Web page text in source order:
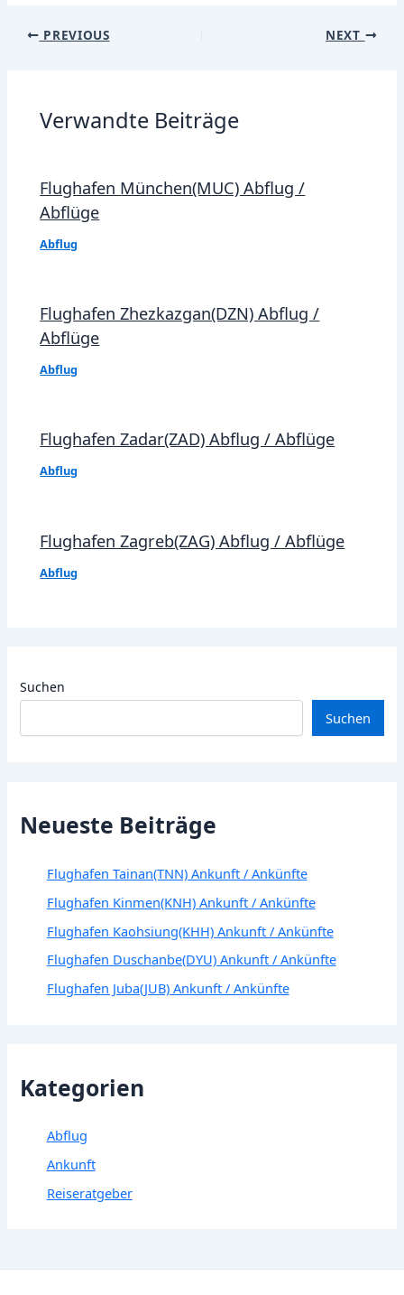
Post
PREVIOUS NEXT
Verwandte Beiträge
Flughafen München(MUC) Abflug /
Abflüge
Abflug
Flughafen Zhezkazgan(DZN) Abflug /
Abflüge
Abflug
Flughafen Zadar(ZAD) Abflug / Abflüge
Abflug
Flughafen Zagreb(ZAG) Abflug / Abflüge
Abflug
Suchen
Suchen
Neueste Beiträge
Flughafen Tainan(TNN) Ankunft / Ankünfte
Flughafen Kinmen(KNH) Ankunft / Ankünfte
Flughafen Kaohsiung(KHH) Ankunft / Ankünfte
Flughafen Duschanbe(DYU) Ankunft / Ankünfte
Flughafen Juba(JUB) Ankunft / Ankünfte
Kategorien
Abflug
Ankunft
Reiseratgeber